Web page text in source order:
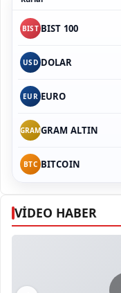
BIST BIST 100
USD DOLAR
EUR EURO
GRAMGRAM ALTIN
BTC BITCOIN
VİDEO HABER